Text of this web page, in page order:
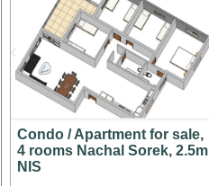
Condo / Apartment for sale,
4 rooms Nachal Sorek, 2.5m
NIS